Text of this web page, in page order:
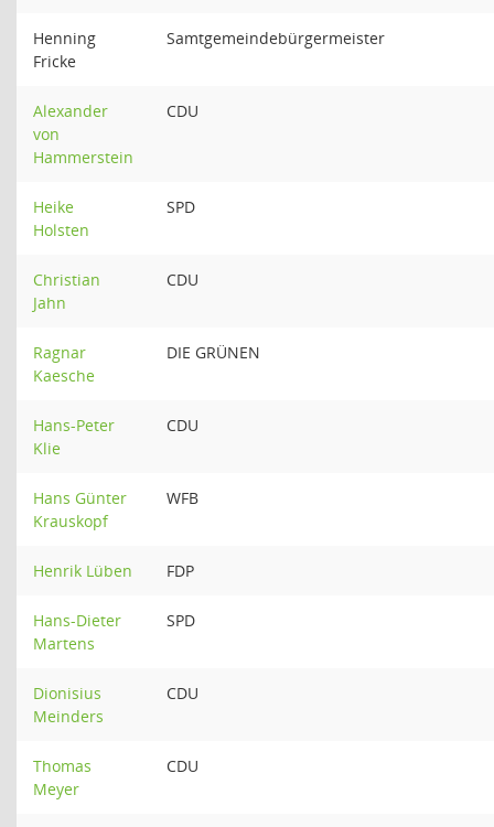
Henning
Fricke
Samtgemeindebürgermeister
Alexander
von
Hammerstein
CDU
Heike
Holsten
SPD
Christian
Jahn
CDU
Ragnar
Kaesche
DIE GRÜNEN
Hans-Peter
Klie
CDU
Hans Günter
Krauskopf
WFB
Henrik Lüben FDP
Hans-Dieter
Martens
SPD
Dionisius
Meinders
CDU
Thomas
Meyer
CDU